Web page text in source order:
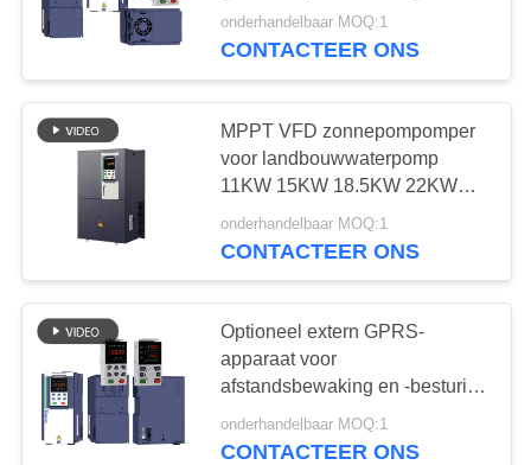
PRIVACYBELEID
droogloopbescherming
onderhandelbaar MOQ:1
CONTACTEER ONS
MPPT VFD zonnepompomper
voor landbouwwaterpomp
11KW 15KW 18.5KW 22KW
30KW
onderhandelbaar MOQ:1
CONTACTEER ONS
Optioneel extern GPRS-
apparaat voor
afstandsbewaking en -besturing
voor MPPT VFD-
zonnepompomper
onderhandelbaar MOQ:1
CONTACTEER ONS